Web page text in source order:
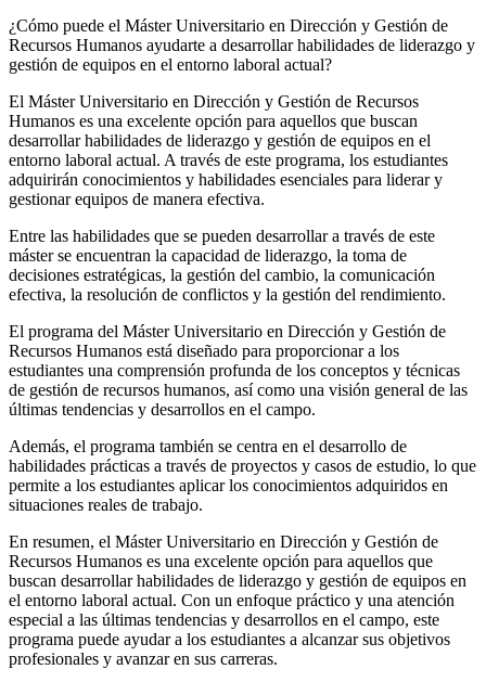
¿Cómo puede el Máster Universitario en Dirección y Gestión de
Recursos Humanos ayudarte a desarrollar habilidades de liderazgo y
gestión de equipos en el entorno laboral actual?
El Máster Universitario en Dirección y Gestión de Recursos
Humanos es una excelente opción para aquellos que buscan
desarrollar habilidades de liderazgo y gestión de equipos en el
entorno laboral actual. A través de este programa, los estudiantes
adquirirán conocimientos y habilidades esenciales para liderar y
gestionar equipos de manera efectiva.
Entre las habilidades que se pueden desarrollar a través de este
máster se encuentran la capacidad de liderazgo, la toma de
decisiones estratégicas, la gestión del cambio, la comunicación
efectiva, la resolución de conflictos y la gestión del rendimiento.
El programa del Máster Universitario en Dirección y Gestión de
Recursos Humanos está diseñado para proporcionar a los
estudiantes una comprensión profunda de los conceptos y técnicas
de gestión de recursos humanos, así como una visión general de las
últimas tendencias y desarrollos en el campo.
Además, el programa también se centra en el desarrollo de
habilidades prácticas a través de proyectos y casos de estudio, lo que
permite a los estudiantes aplicar los conocimientos adquiridos en
situaciones reales de trabajo.
En resumen, el Máster Universitario en Dirección y Gestión de
Recursos Humanos es una excelente opción para aquellos que
buscan desarrollar habilidades de liderazgo y gestión de equipos en
el entorno laboral actual. Con un enfoque práctico y una atención
especial a las últimas tendencias y desarrollos en el campo, este
programa puede ayudar a los estudiantes a alcanzar sus objetivos
profesionales y avanzar en sus carreras.